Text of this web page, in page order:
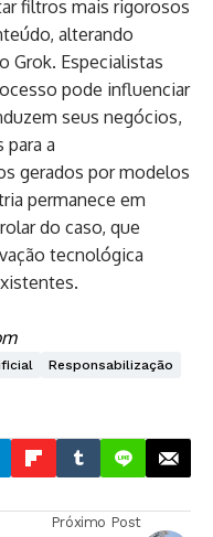
filtros mais rigorosos
alterando
Grok. Especialistas
pode influenciar
seus negócios,
a
gerados por modelos
permanece em
do caso, que
tecnológica
Responsabilização
Próximo Post